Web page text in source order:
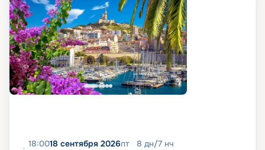
18:0018 сентября 2026пт 8 дн/7 нч